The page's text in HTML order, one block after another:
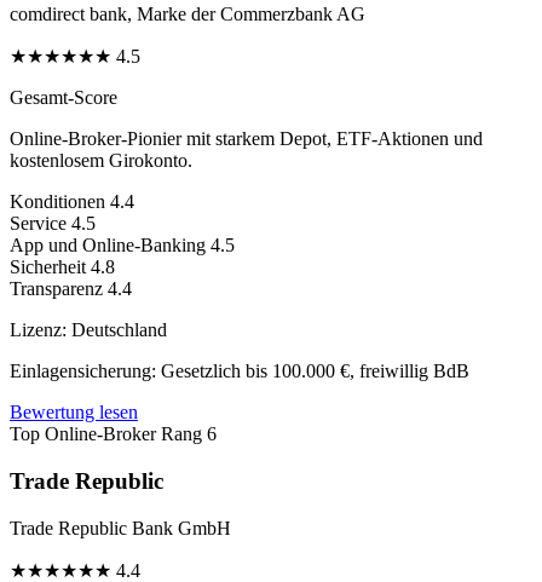
comdirect bank, Marke der Commerzbank AG
★★★★★★ 4.5
Gesamt-Score
Online-Broker-Pionier mit starkem Depot, ETF-Aktionen und
kostenlosem Girokonto.
Konditionen 4.4
Service 4.5
App und Online-Banking 4.5
Sicherheit 4.8
Transparenz 4.4
Lizenz: Deutschland
Einlagensicherung: Gesetzlich bis 100.000 €, freiwillig BdB
Bewertung lesen
Top Online-Broker Rang 6
Trade Republic
Trade Republic Bank GmbH
★★★★★★ 4.4